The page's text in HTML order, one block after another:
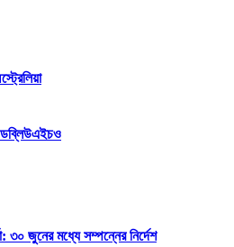
ডব্লিউএইচও
৩০ জুনের মধ্যে সম্পন্নের নির্দেশ